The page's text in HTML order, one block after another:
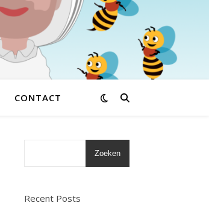
CONTACT
Zoeken
Recent Posts